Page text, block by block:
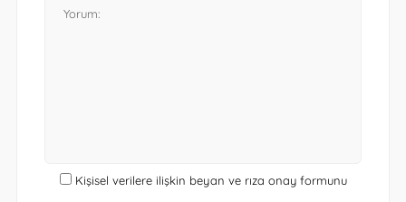
Kişisel verilere ilişkin beyan ve rıza onay formunu